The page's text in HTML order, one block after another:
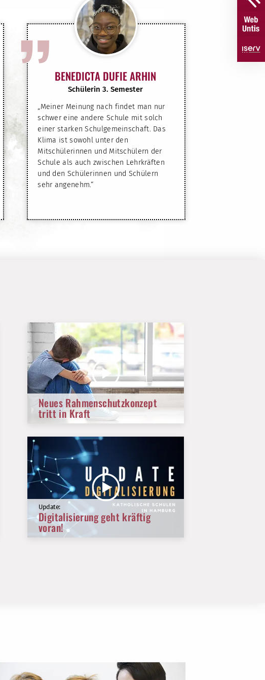
” BENEDICTA DUFIE ARHIN
Schülerin 3. Semester
„Meiner Meinung nach findet man nur
schwer eine andere Schule mit solch
einer starken Schulgemeinschaft. Das
Klima ist sowohl unter den
Mitschülerinnen und Mitschülern der
Schule als auch zwischen Lehrkräften
und den Schülerinnen und Schülern
sehr angenehm.“
Neues Rahmenschutzkonzept
tritt in Kraft
Update:
Digitalisierung geht kräftig
voran!